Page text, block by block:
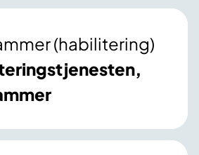
(habilitering)